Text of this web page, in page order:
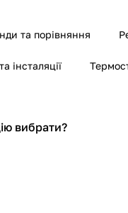
та порівняння
інсталяції
вибрати?